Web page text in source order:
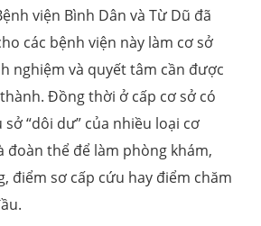
viện Bình Dân và Từ Dũ đã
các bệnh viện này làm cơ sở
nghiệm và quyết tâm cần được
Đồng thời ở cấp cơ sở có
“dôi dư” của nhiều loại cơ
đoàn thể để làm phòng khám,
điểm sơ cấp cứu hay điểm chăm